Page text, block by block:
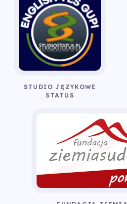
STUDIO JĘZYKOWE
STATUS